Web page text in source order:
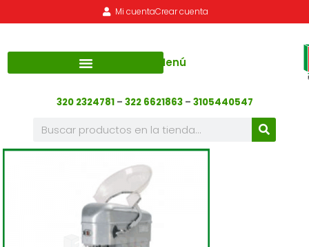
Mi cuentaCrear cuenta
Menú
320 2324781– 322 6621863 – 3105440547